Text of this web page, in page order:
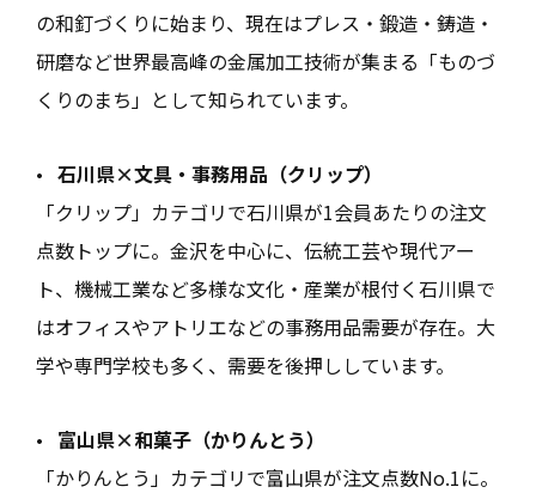
の和釘づくりに始まり、現在はプレス・鍛造・鋳造・
研磨など世界最高峰の金属加工技術が集まる「ものづ
くりのまち」として知られています。
• 石川県×文具・事務用品（クリップ）
「クリップ」カテゴリで石川県が1会員あたりの注文
点数トップに。金沢を中心に、伝統工芸や現代アー
ト、機械工業など多様な文化・産業が根付く石川県で
はオフィスやアトリエなどの事務用品需要が存在。大
学や専門学校も多く、需要を後押ししています。
• 富山県×和菓子（かりんとう）
「かりんとう」カテゴリで富山県が注文点数No.1に。